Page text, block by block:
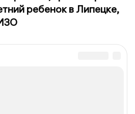
ребенок в Липецке,